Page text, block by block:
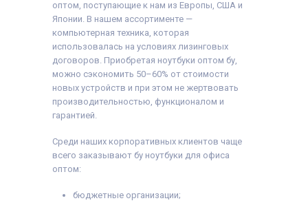
оптом, поступающие к нам из Европы, США и
Японии. В нашем ассортименте —
компьютерная техника, которая
использовалась на условиях лизинговых
договоров. Приобретая ноутбуки оптом бу,
можно сэкономить 50–60% от стоимости
новых устройств и при этом не жертвовать
производительностью, функционалом и
гарантией.
Среди наших корпоративных клиентов чаще
всего заказывают бу ноутбуки для офиса
оптом:
бюджетные организации;